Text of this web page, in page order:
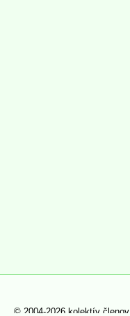
© 2004-2026 kolektív